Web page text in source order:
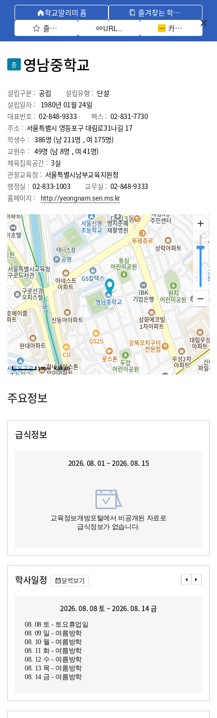
학교알리미 홈
즐겨찾는 학교 모아보기
즐겨찾기 선택
URL 복사 카카오톡 공유
중 영남중학교
설립구분 : 공립 설립유형 : 단설
설립일자 :
1980년 01월 24일
대표번호 : 02-848-9333 팩스 : 02-831-7730
주소 : 서울특별시 영등포구 대림로31나길 17
학생수 : 386명 (남 211명 , 여 175명)
교원수 : 49명 (남 8명 , 여41명)
체육집회공간 : 3실
관할교육청 : 서울특별시남부교육지원청
행정실 : 02-833-1003 교무실 : 02-848-9333
홈페이지 :
http://yeongnam.sen.ms.kr
100m
주요정보
급식정보
2026. 08. 01 ~ 2026. 08. 15
교육정보개방포털에서 비공개된 자료로
급식정보가 없습니다.
학사일정 달력보기
2026. 08. 08 토 ~ 2026. 08. 14 금
08. 08 토 - 토요휴업일
08. 09 일 - 여름방학
08. 10 월 - 여름방학
08. 11 화 - 여름방학
08. 12 수 - 여름방학
08. 13 목 - 여름방학
08. 14 금 - 여름방학